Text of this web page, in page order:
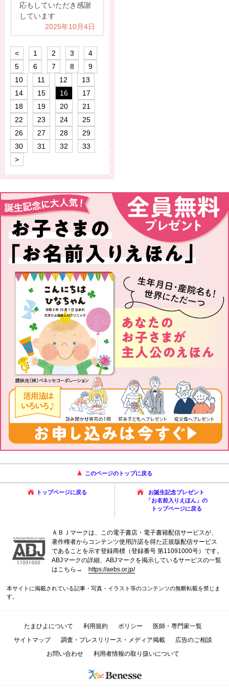
応もしていただき感謝
しています
2025年10月4日
< 1 2 3
4
5
6 7 8
9
10
11 12
13
14
15 16
17
18
19 20
21
22
23 24
25
26
27 28
29
30
31 32
33
>
このページのトップに戻る
トップページに戻る
お誕生記念プレゼント
「お名前入りえほん」の
トップページに戻る
ＡＢＪマークは、この電子書店・電子書籍配信サービスが、
著作権者からコンテンツ使用許諾を得た正規版配信サービス
であることを示す登録商標（登録番号 第11091000号）です。
ABJマークの詳細、ABJマークを掲示しているサービスの一覧
はこちら→ https://aebs.or.jp/
本サイトに掲載されている記事・写真・イラスト等のコンテンツの無断転載を禁じま
す。
たまひよについて 利用規約 ポリシー
医師・専門家一覧
サイトマップ
調査・プレスリリース・メディア掲載
広告のご相談
お問い合わせ
利用者情報の取り扱いについて